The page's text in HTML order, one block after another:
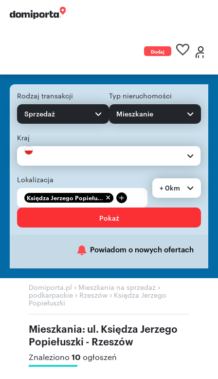
Dodaj
Rodzaj transakcji
Sprzedaż
Typ nieruchomości
Mieszkanie
Kraj
Lokalizacja
Księdza Jerzego Popiełu... +
+ 0km
Pokaż
Powiadom o nowych ofertach
Domiporta.pl › Mieszkania na sprzedaż ›
podkarpackie › Rzeszów › Księdza Jerzego
Popiełuszki
Mieszkania: ul. Księdza Jerzego
Popiełuszki - Rzeszów
Znaleziono 10 ogłoszeń